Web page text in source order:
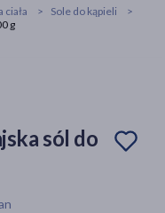
ciała
Sole do kąpieli
g
sól do